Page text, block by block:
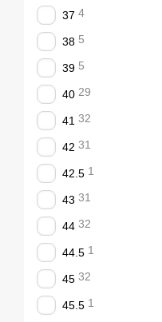
37 4
38 5
39 5
40 29
41 32
42 31
42.5 1
43 31
44 32
44.5 1
45 32
45.5 1